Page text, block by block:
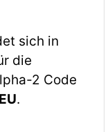
sich in
die
2 Code
.